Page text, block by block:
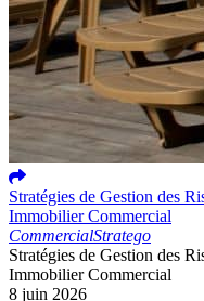
Stratégies de Gestion des
Immobilier Commercial
CommercialStratego
Stratégies de Gestion des
Immobilier Commercial
8 juin 2026